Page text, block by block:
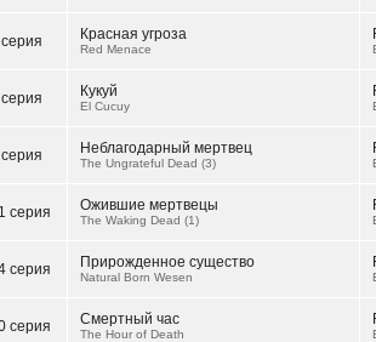
Красная угроза
Red Menace
Кукуй
El Cucuy
Неблагодарный мертвец
The Ungrateful Dead (3)
серия Ожившие мертвецы
The Waking Dead (1)
серия Прирожденное существо
Natural Born Wesen
серия Смертный час
The Hour of Death